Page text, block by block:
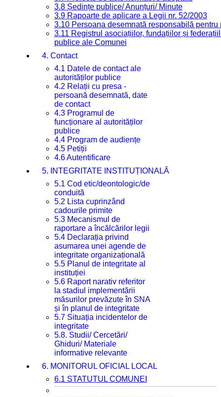
3.8 Ședințe publice/ Anunțuri/ Minute
3.9 Rapoarte de aplicare a Legii nr. 52/2003
3.10 Persoana desemnată responsabilă
3.11 Registrul asociațiilor, fundațiilor și
publice ale Comunei
4. Contact
4.1 Datele de contact ale
autorităților publice
4.2 Relații cu presa -
persoană desemnată, date
de contact
4.3 Programul de
funcționare al autorităților
publice
4.4 Program de audiențe
4.5 Petiții
4.6 Autentificare
5. INTEGRITATE INSTITUȚIONALĂ
5.1 Cod etic/deontologic/de
conduită
5.2 Lista cuprinzând
cadourile primite
5.3 Mecanismul de
raportare a încălcărilor legii
5.4 Declarația privind
asumarea unei agende de
integritate organizațională
5.5 Planul de integritate al
instituției
5.6 Raport narativ referitor
la stadiul implementării
măsurilor prevăzute în SNA
și în planul de integritate
5.7 Situația incidentelor de
integritate
5.8. Studii/ Cercetări/
Ghiduri/ Materiale
informative relevante
6. MONITORUL OFICIAL LOCAL
6.1 STATUTUL COMUNEI